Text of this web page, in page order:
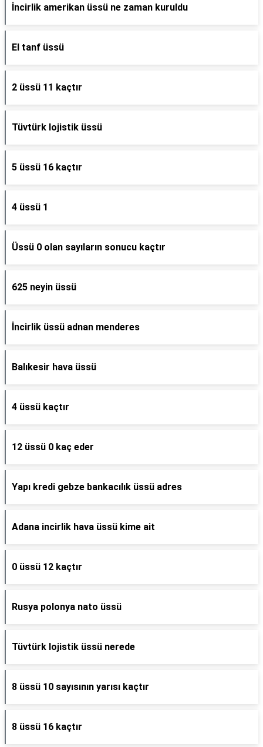
İncirlik amerikan üssü ne zaman kuruldu
El tanf üssü
2 üssü 11 kaçtır
Tüvtürk lojistik üssü
5 üssü 16 kaçtır
4 üssü 1
Üssü 0 olan sayıların sonucu kaçtır
625 neyin üssü
İncirlik üssü adnan menderes
Balıkesir hava üssü
4 üssü kaçtır
12 üssü 0 kaç eder
Yapı kredi gebze bankacılık üssü adres
Adana incirlik hava üssü kime ait
0 üssü 12 kaçtır
Rusya polonya nato üssü
Tüvtürk lojistik üssü nerede
8 üssü 10 sayısının yarısı kaçtır
8 üssü 16 kaçtır